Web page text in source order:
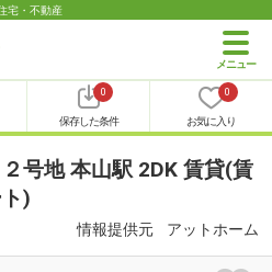
宅・不動産
0
保存した条件
0
お気に入り
号地 本山駅 2DK 賃貸(賃
)
情報提供元 アットホーム